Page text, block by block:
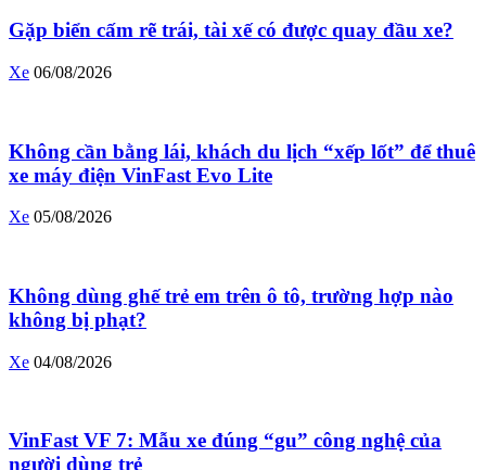
Gặp biển cấm rẽ trái, tài xế có được quay đầu xe?
Xe 06/08/2026
Không cần bằng lái, khách du lịch “xếp lốt” để thuê
xe máy điện VinFast Evo Lite
Xe 05/08/2026
Không dùng ghế trẻ em trên ô tô, trường hợp nào
không bị phạt?
Xe 04/08/2026
VinFast VF 7: Mẫu xe đúng “gu” công nghệ của
người dùng trẻ